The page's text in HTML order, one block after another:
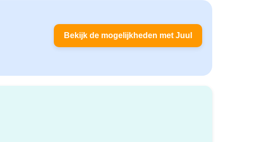
Bekijk de mogelijkheden met Juul